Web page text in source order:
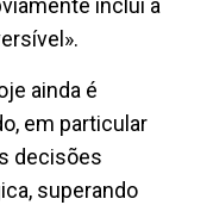
inclui a
ainda é
em particular
decisões
superando